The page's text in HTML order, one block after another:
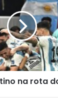
na rota